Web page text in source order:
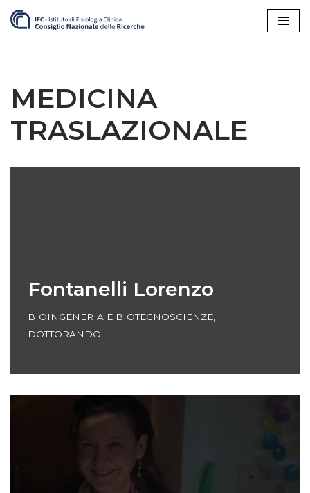
MEDICINA
TRASLAZIONALE
Fontanelli Lorenzo
BIOINGENERIA E BIOTECNOSCIENZE,
DOTTORANDO